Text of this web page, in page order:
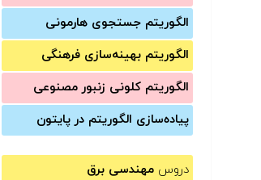
الگوریتم جستجوی هارمونی
الگوریتم بهینه‌سازی فرهنگی
الگوریتم کلونی زنبور مصنوعی
پیاده‌سازی الگوریتم در پایتون
دروس مهندسی برق